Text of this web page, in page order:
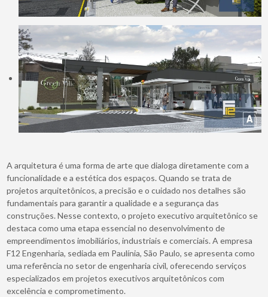
A arquitetura é uma forma de arte que dialoga diretamente com a
funcionalidade e a estética dos espaços. Quando se trata de
projetos arquitetônicos, a precisão e o cuidado nos detalhes são
fundamentais para garantir a qualidade e a segurança das
construções. Nesse contexto, o projeto executivo arquitetônico se
destaca como uma etapa essencial no desenvolvimento de
empreendimentos imobiliários, industriais e comerciais. A empresa
F12 Engenharia, sediada em Paulínia, São Paulo, se apresenta como
uma referência no setor de engenharia civil, oferecendo serviços
especializados em projetos executivos arquitetônicos com
excelência e comprometimento.